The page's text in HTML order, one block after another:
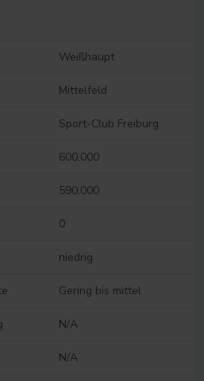
Weißhaupt
Mittelfeld
Sport-Club Freiburg
600.000
590.000
0
niedrig
Gering bis mittel
N/A
N/A